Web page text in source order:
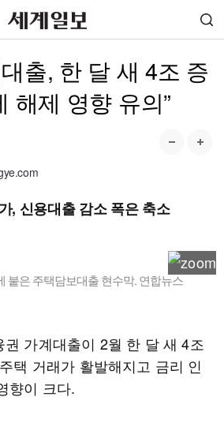
출, 한 달 새 4조 증
해제 영향 유의”
, 신용대출 감소 폭은 축소
붙은 주택담보대출 현수막. 연합뉴스
가계대출이 2월 한 달 새 4조
택 거래가 활발해지고 금리 인
향이 크다.